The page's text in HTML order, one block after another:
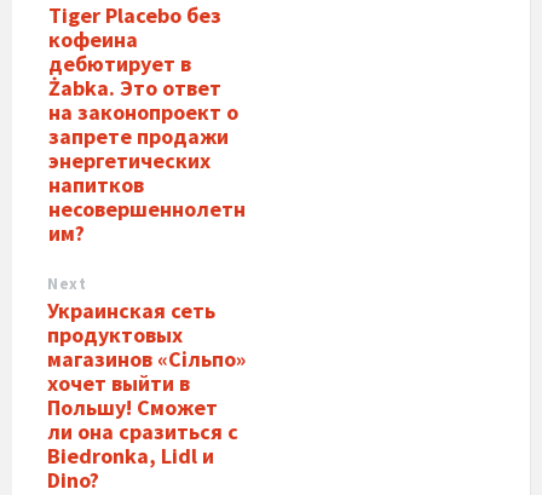
Tiger Placebo без
кофеина
дебютирует в
Żabka. Это ответ
на законопроект о
запрете продажи
энергетических
напитков
несовершеннолетн
им?
Next
Украинская сеть
продуктовых
магазинов «Сільпо»
хочет выйти в
Польшу! Сможет
ли она сразиться с
Biedronka, Lidl и
Dino?